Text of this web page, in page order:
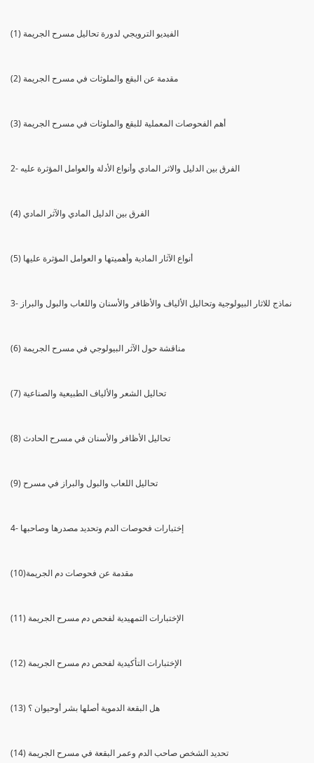
(1) الفيديو الترويجي لدورة تحاليل مسرح الجريمة
(2) مقدمة عن البقع والملوثات في مسرح الجريمة
(3) أهم الفحوصات المعملية للبقع والملوثات في مسرح الجريمة
2- الفرق بين الدليل والاثر المادي وأنواع الأدلة والعوامل المؤثرة عليه
(4) الفرق بين الدليل المادي والآثر المادي
(5) أنواع الآثار المادية وأهميتها و العوامل المؤثرة عليها
3- نماذج للاثار البيولوجية وتحاليل الألياف والأظافر والأسنان واللعاب والبول والبراز
(6) مناقشة حول الآثر البيولوجي في مسرح الجريمة
(7) تحاليل الشعر والألياف الطبيعية والصناعية
(8) تحاليل الأظافر والأسنان في مسرح الحادث
(9) تحاليل اللعاب والبول والبراز في مسرح
4- إختبارات فحوصات الدم وتحديد مصدرها وصاحبها
(10)مقدمة عن فحوصات دم الجريمة
(11) الإختبارات التمهيدية لفحص دم مسرح الجريمة
(12) الإختبارات التأكيدية لفحص دم مسرح الجريمة
(13) هل البقعة الدموية أصلها بشر أوحيوان ؟
(14) تحديد الشخص صاحب الدم وعمر البقعة في مسرح الجريمة